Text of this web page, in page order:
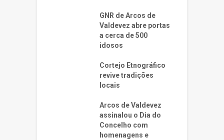
GNR de Arcos de
Valdevez abre portas
a cerca de 500
idosos
Cortejo Etnográfico
revive tradições
locais
Arcos de Valdevez
assinalou o Dia do
Concelho com
homenagens e